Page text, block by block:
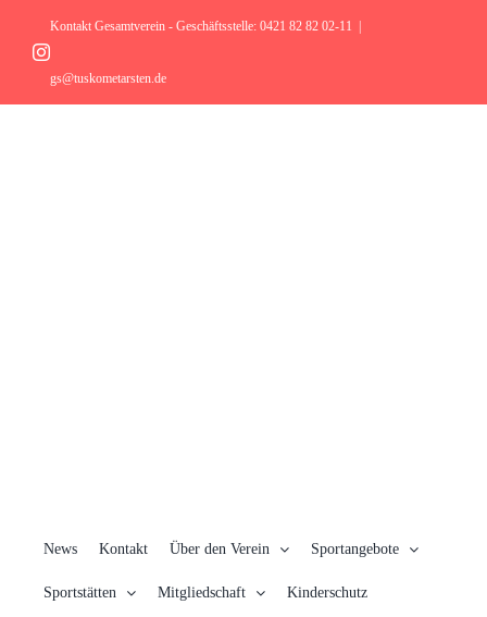
springen
Instagram
Kontakt Gesamtverein - Geschäftsstelle: 0421 82 82 02-11
gs@tuskometarsten.de
News Kontakt Über den Verein Sportangebote
Sportstätten Mitgliedschaft Kinderschutz